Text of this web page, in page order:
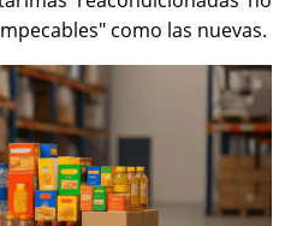
como las nuevas.